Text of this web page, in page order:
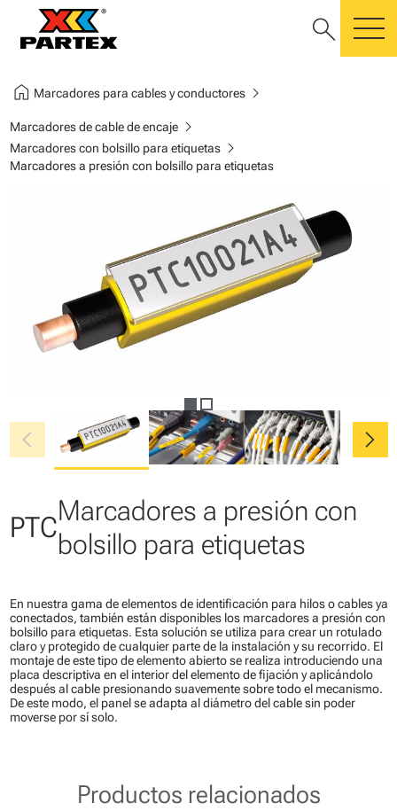
search
home Marcadores para cables y conductoreschevron_right
Marcadores de cable de encajechevron_right
Marcadores con bolsillo para etiquetaschevron_right
Marcadores a presión con bolsillo para etiquetas
chevron_left chevron_right
PTCMarcadores a presión con
bolsillo para etiquetas
En nuestra gama de elementos de identificación para hilos o cables ya
conectados, también están disponibles los marcadores a presión con
bolsillo para etiquetas. Esta solución se utiliza para crear un rotulado
claro y protegido de cualquier parte de la instalación y su recorrido. El
montaje de este tipo de elemento abierto se realiza introduciendo una
placa descriptiva en el interior del elemento de fijación y aplicándolo
después al cable presionando suavemente sobre todo el mecanismo.
De este modo, el panel se adapta al diámetro del cable sin poder
moverse por sí solo.
Productos relacionados